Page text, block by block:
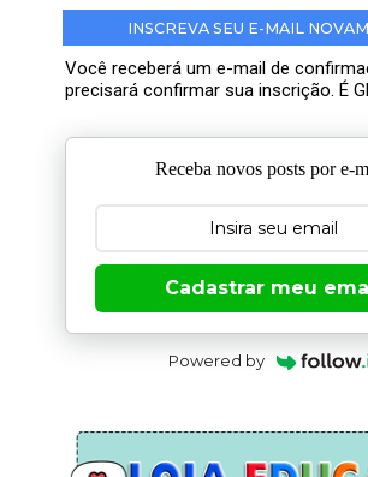
INSCREVA SEU E-MAIL
Você receberá um e-mail de
precisará confirmar sua inscrição. É
Receba novos posts por e-
Cadastrar meu
Powered by